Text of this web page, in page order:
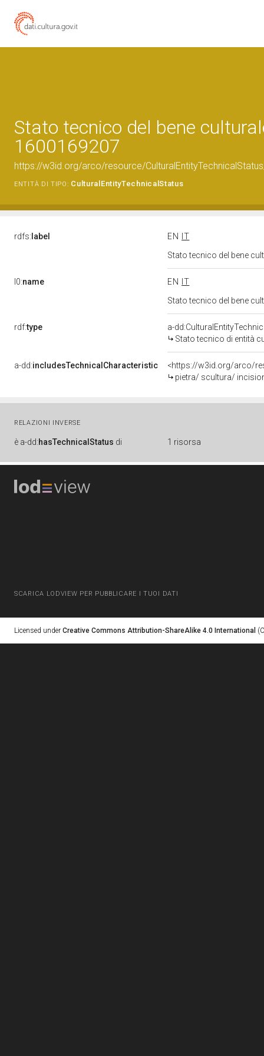
Stato tecnico del bene
1600169207
https://w3id.org/arco/resource/
ENTITÀ DI TIPO: CulturalEntityTechnicalStatus
rdfs: label EN
IT
Stato tecnico del bene
l0:name EN
IT
Stato tecnico del bene
rdf:type
a-
Stato tecnico di entità
a-dd:includesTechnicalCharacteristic
<https://w3id.org/arco/
pietra/ scultura/
RELAZIONI INVERSE
è a-dd:hasTechnicalStatus di 1 risorsa
SCARICA LODVIEW PER PUBBLICARE I TUOI DATI
Licensed under Creative Commons Attribution-ShareAlike 4.0 International